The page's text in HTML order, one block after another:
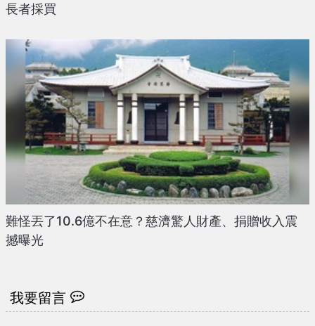
長者採買
難怪丟了10.6億不在意？慈濟驚人財產、捐贈收入震
撼曝光
我要留言